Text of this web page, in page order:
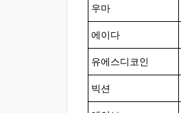
우마
에이다
유에스디코인
빅션